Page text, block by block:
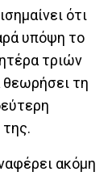
ότι
υπόψη το
τριών
θεωρήσει τη
ακόμη